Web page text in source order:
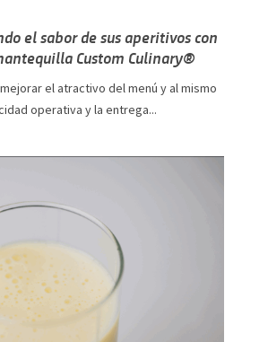
el sabor de sus aperitivos con
Custom Culinary®
el atractivo del menú y al mismo
operativa y la entrega...